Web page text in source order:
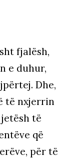
fjalësh,
e duhur,
Dhe,
të nxjerrin
të
që
për të